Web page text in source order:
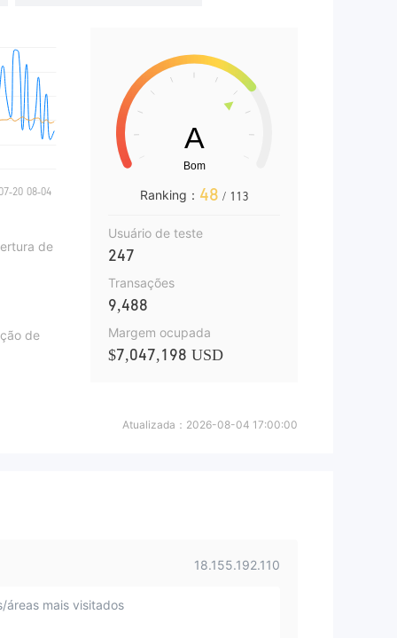
de
de
Ranking： 48 / 113
Usuário de teste
247
Transações
9,488
Margem ocupada
$7,047,198 USD
Atualizada： 2026-08-04 17:00:00
18.155.192.110
áreas mais visitados